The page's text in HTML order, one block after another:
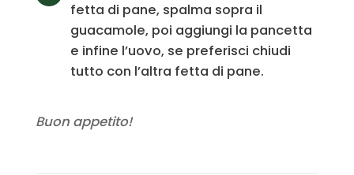
fetta di pane, spalma sopra il
guacamole, poi aggiungi la pancetta
e infine l’uovo, se preferisci chiudi
tutto con l’altra fetta di pane.
Buon appetito!